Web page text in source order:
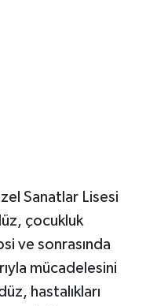
Sanatlar Lisesi
çocukluk
ve sonrasında
mücadelesini
hastalıkları